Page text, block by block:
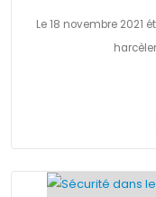
Le 18 novembre 2021